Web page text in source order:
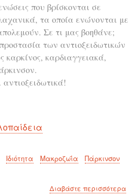
που βρίσκονται σε
τα οποία ενώνονται με
Σε τι μας βοηθάνε;
των αντιοξειδωτικών
καρδιαγγειακά,
Ιδιότητα Μακροζωΐα
Πάρκινσον
Διαβάστε περισσότεραγια